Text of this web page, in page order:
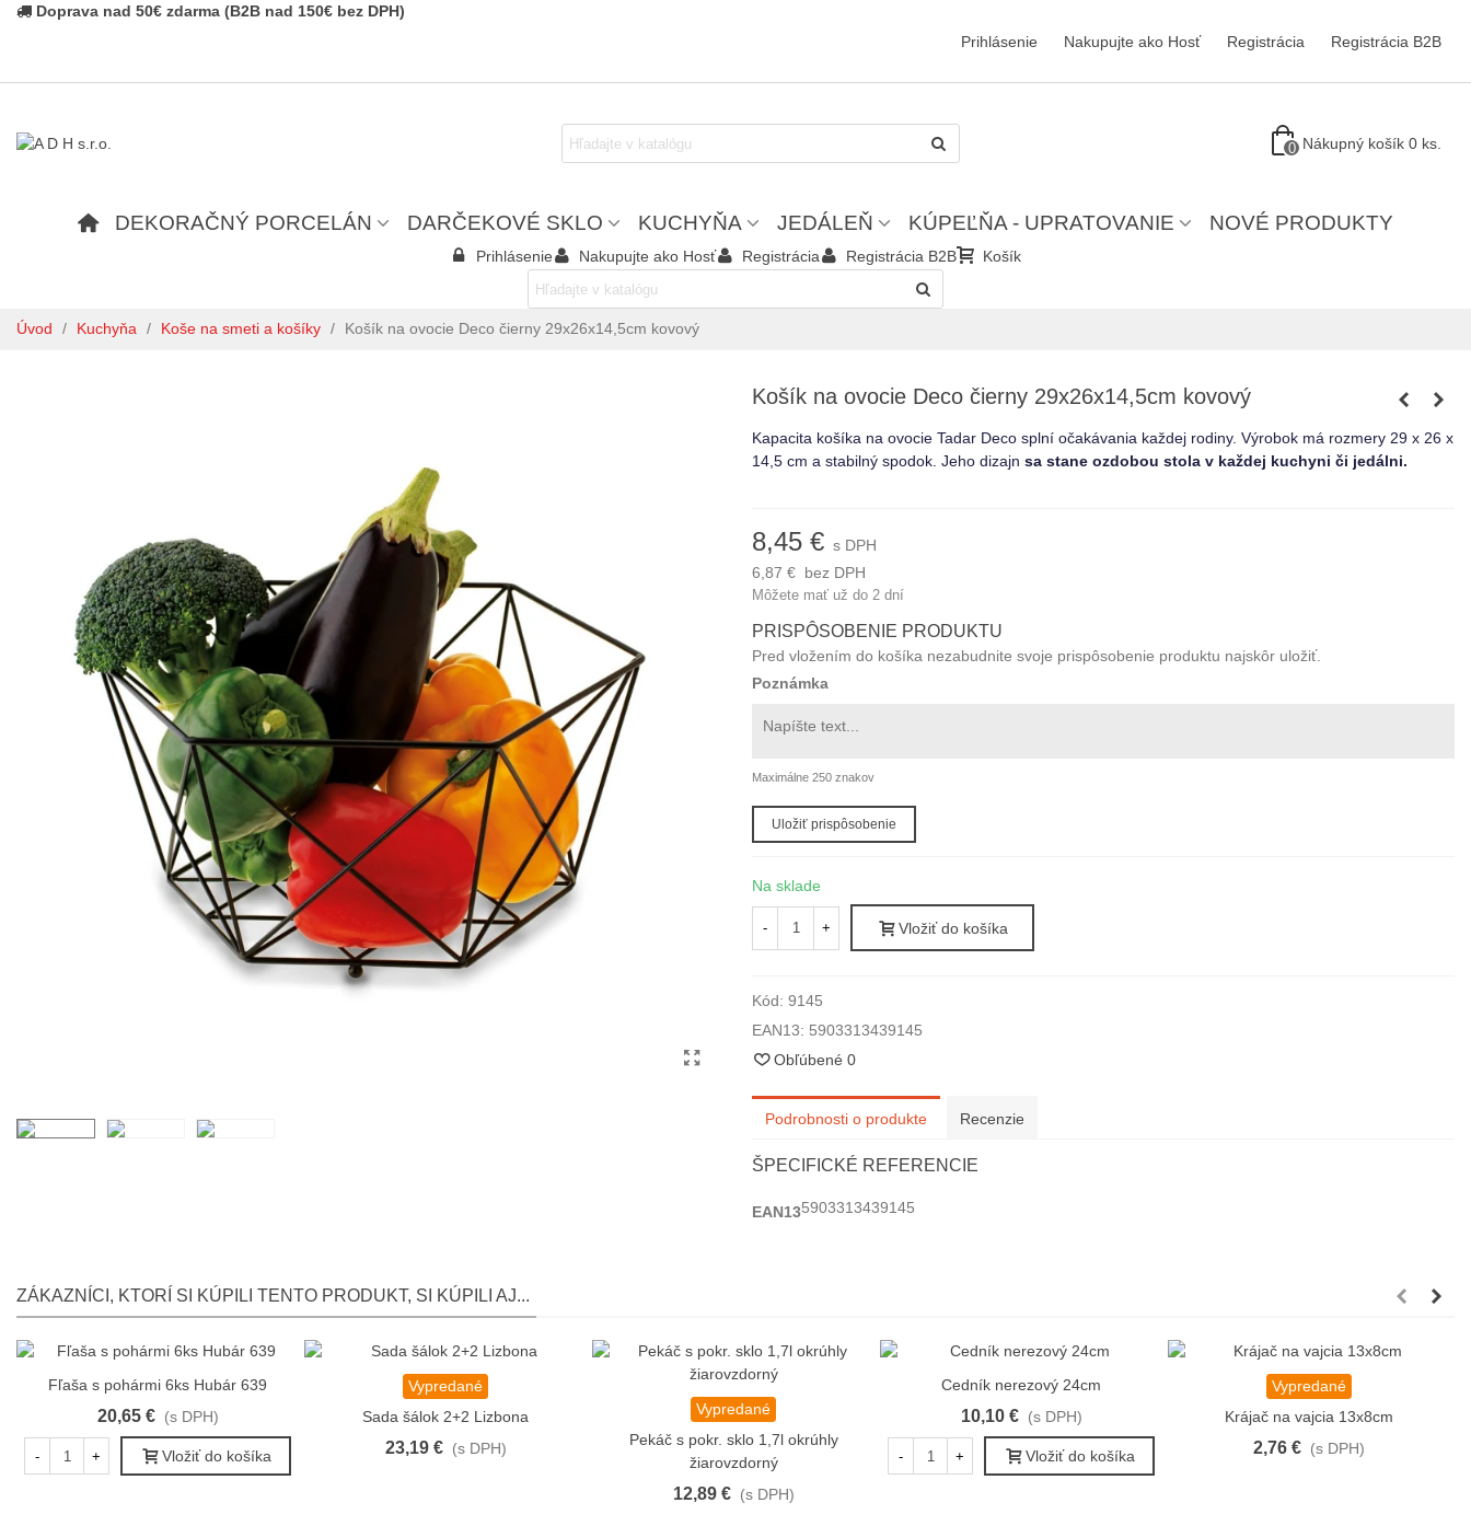
Doprava nad 50€ zdarma (B2B nad 150€ bez DPH)
Prihlásenie
Nakupujte ako Hosť Registrácia Registrácia B2B
0 Nákupný košík 0 ks.
DEKORAČNÝ PORCELÁN DARČEKOVÉ SKLO KUCHYŇA JEDÁLEŇ KÚPEĽŇA - UPRATOVANIE NOVÉ PRODUKTY
Prihlásenie Nakupujte ako Hosť Registrácia Registrácia B2B Košík
Úvod / Kuchyňa / Koše na smeti a košíky / Košík na ovocie Deco čierny 29x26x14,5cm kovový
Košík na ovocie Deco čierny 29x26x14,5cm kovový
Kapacita košíka na ovocie Tadar Deco splní očakávania každej rodiny. Výrobok má rozmery 29 x 26 x
14,5 cm a stabilný spodok. Jeho dizajn sa stane ozdobou stola v každej kuchyni či jedálni.
8,45 € s DPH
6,87 € bez DPH
Môžete mať už do 2 dní
PRISPÔSOBENIE PRODUKTU
Pred vložením do košíka nezabudnite svoje prispôsobenie produktu najskôr uložiť.
Poznámka
Maximálne 250 znakov
Uložiť prispôsobenie
Na sklade
- + Vložiť do košíka
Kód: 9145
EAN13: 5903313439145
Obľúbené 0
Podrobnosti o produkte Recenzie
ŠPECIFICKÉ REFERENCIE
EAN135903313439145
ZÁKAZNÍCI, KTORÍ SI KÚPILI TENTO PRODUKT, SI KÚPILI AJ...
Obľúbené
Fľaša s pohármi 6ks Hubár 639
20,65 € (s DPH)
- + Vložiť do košíka
Obľúbené
Vypredané
Sada šálok 2+2 Lizbona
23,19 € (s DPH)
Obľúbené
Vypredané
Pekáč s pokr. sklo 1,7l okrúhly
žiarovzdorný
12,89 € (s DPH)
Obľúbené
Cedník nerezový 24cm
10,10 € (s DPH)
- + Vložiť do košíka
Obľúbené
Vypredané
Krájač na vajcia 13x8cm
2,76 € (s DPH)